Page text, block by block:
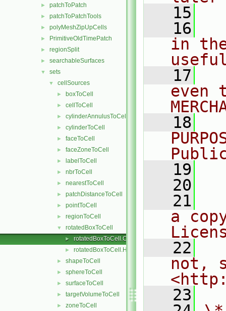
► patchToPatch
► patchToPatchTools
► polyMeshZipUpCells
► PrimitiveOldTimePatch
► regionSplit
► searchableSurfaces
▼ sets
▼ cellSources
► boxToCell
► cellToCell
► cylinderAnnulusToCell
► cylinderToCell
► faceToCell
► faceZoneToCell
► labelToCell
► nbrToCell
► nearestToCell
► patchDistanceToCell
► pointToCell
► regionToCell
▼ rotatedBoxToCell
► rotatedBoxToCell.C
► rotatedBoxToCell.H
► shapeToCell
► sphereToCell
► surfaceToCell
► targetVolumeToCell
► zoneToCell
   15
   16
in
   17
even
   18
   19
   20
   21
a
   22
not,
   23